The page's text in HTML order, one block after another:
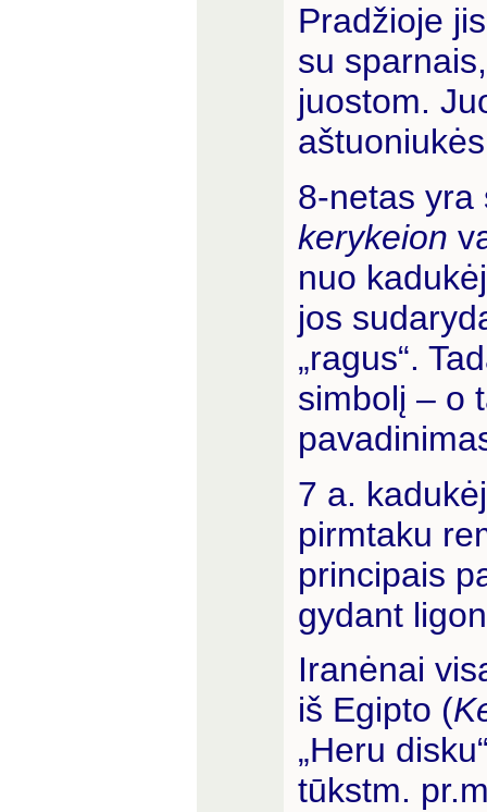
Pradžioje
su
juostom.
8-netas
kerykeion
nuo
jos
„ragus“.
simbolį – o
7 a.
pirmtaku
principais
gydant
Iranėnai
iš Egipto (
„Heru
tūkstm.